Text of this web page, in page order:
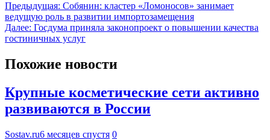
Предыдущая: Собянин: кластер «Ломоносов» занимает
ведущую роль в развитии импортозамещения
Далее: Госдума приняла законопроект о повышении качества
гостиничных услуг
Похожие новости
Крупные косметические сети активно
развиваются в России
Sostav.ru6 месяцев спустя 0